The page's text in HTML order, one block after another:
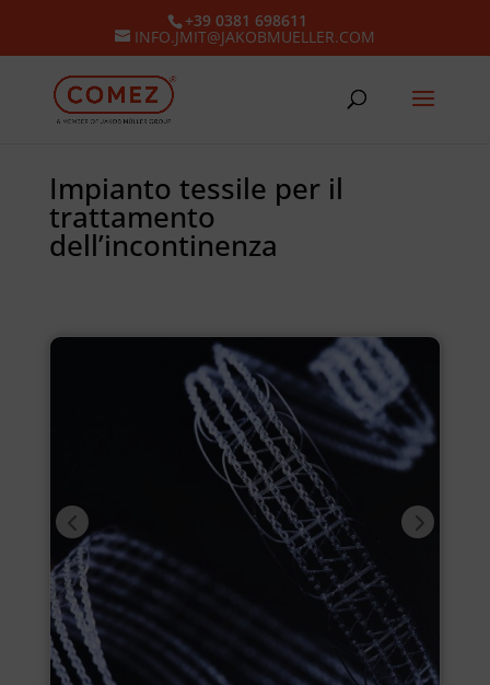
+39 0381 698611
INFO.JMIT@JAKOBMUELLER.COM
Impianto tessile per il
trattamento
dell’incontinenza